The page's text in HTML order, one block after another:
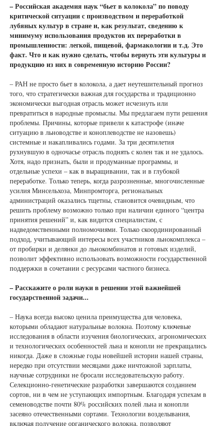
– Российская академия наук “бьет в колокола” по поводу
критической ситуации с производством и переработкой
лубяных культур в стране и, как результат, сведению к
минимуму использования продуктов их переработки в
промышленности: легкой, пищевой, фармакологии и т.д. Это
факт. Что и как нужно сделать, чтобы вернуть эти культуры и
продукцию из них в современную историю России?
– РАН не просто бьет в колокола, а дает неутешительный прогноз
того, что стратегически важная для государства и традиционно
экономически выгодная отрасль может исчезнуть или
превратиться в народные промыслы. Мы предлагаем пути решения
проблемы. Причины, которые привели к катастрофе (иначе
ситуацию в льноводстве и коноплеводстве не назовешь)
системные и накапливались годами. За три десятилетия
рухнувшую в одночасье отрасль поднять с колен так и не удалось.
Хотя, надо признать, были и продуманные программы, и
отдельные успехи – как в выращивании, так и в глубокой
переработке. Только теперь, когда разрозненные, многочисленные
усилия Минсельхоза, Минпромторга, региональных
администраций оказались тщетны, становится очевидным, что
решить проблему возможно только при наличии единого “центра
принятия решений” и, как видится специалистам, с
надведомственными полномочиями. Только скоординированный
подход, учитывающий интересы всех участников льнокомплекса –
от пробирки и делянки до льнокомбинатов и готовых изделий,
позволит эффективно использовать возможности государственной
поддержки в сочетании с ресурсами частного бизнеса.
– Расскажите о роли науки в решении этой важнейшей
государственной задачи...
– Наука всегда высоко ценила преимущества для человека,
которыми обладают натуральные волокна. Поэтому ключевые
исследования в области изучения биологических, агрономических
и технологических особенностей льна и конопли не прекращались
никогда. Даже в сложные годы новейшей истории нашей страны,
нередко при отсутствии месяцами даже ничтожной зарплаты,
научные сотрудники не бросали исследовательскую работу.
Селекционно-генетические разработки завершаются созданием
сортов, ни в чем не уступающих импортным. Благодаря успехам в
семеноводстве почти 80% российских полей льна и конопли
засеяно отечественными сортами. Технологии возделывания,
включая получение органического волокна, позволяют